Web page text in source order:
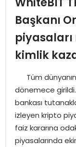
EKONOMI
SAĞLIK
SIYASET
SPOR
Başkanı
kimlik
Tüm dünyanın
dönemece girildi.
bankası
izleyen kripto
faiz kararına
piyasalarında